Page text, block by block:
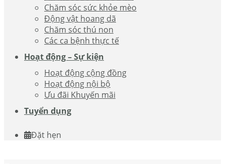
Chăm sóc sức khỏe mèo
Động vật hoang dã
Chăm sóc thú non
Các ca bệnh thực tế
Hoạt động – Sự kiện
Hoạt động cộng đồng
Hoạt động nội bộ
Ưu đãi Khuyến mãi
Tuyển dụng
Đặt hẹn